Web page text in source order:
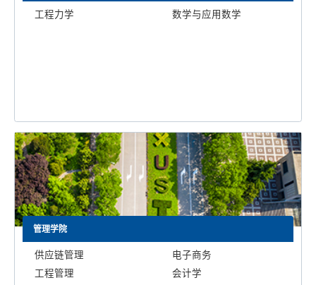
工程力学 数学与应用数学
管理学院
供应链管理
电子商务
工程管理
会计学